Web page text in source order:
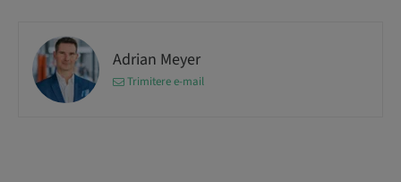
Adrian Meyer
Trimitere e-mail